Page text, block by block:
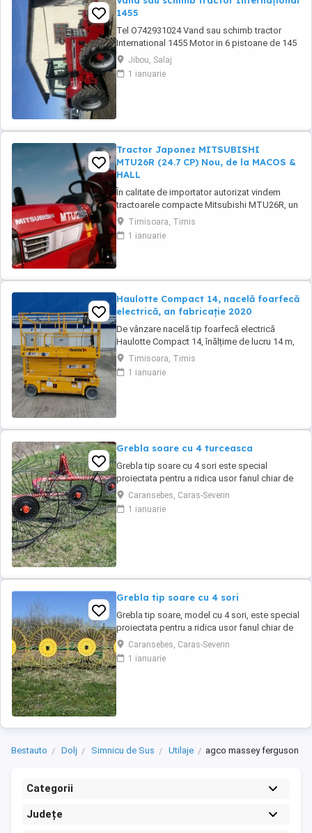
1455
Tel O742931024 Vand sau schimb tractor
International 1455 Motor in 6 pistoane de 145
cai cu turbo Cilindru ajutător la ridicare Tiranti
față Cauciucuri in stare foarte buna Tractorul
se afla intr-o stare foarte buna, fara
Jibou, Salaj
1 ianuarie
Tractor Japonez MITSUBISHI
MTU26R (24.7 CP) Nou, de la MACOS &
HALL
În calitate de importator autorizat vindem
tractoarele compacte Mitsubishi MTU26R, un
tractor proiectat și fabricat integral în
Japonia, recunoscut pentru fiabilitatea sa
legendară și eficiența în spații restrânse. Ideal
Timisoara, Timis
1 ianuarie
Haulotte Compact 14, nacelă foarfecă
electrică, an fabricație 2020
De vânzare nacelă tip foarfecă electrică
Haulotte Compact 14, înălțime de lucru 14 m,
an fabricație 2020, ore funcționare 570, stare
foarte bună de funcționarepreț 7000 euro
+TVA
Timisoara, Timis
1 ianuarie
Grebla soare cu 4 turceasca
Grebla tip soare cu 4 sori este special
proiectata pentru a ridica usor fanul chiar de
pe un teren accidentat.De asemenea aceasta
grebla poate fi utilizata pentru adunat,rasfirat
sau intors fanul. Transport in toata tara
Caransebes, Caras-Severin
1 ianuarie
Grebla tip soare cu 4 sori
Grebla tip soare, model cu 4 sori, este special
proiectata pentru a ridica usor fanul chiar de
pe un teren accidentat. De asemenea aceasta
grebla poate fi utilizata pentru adunat,rasfirat
sau intors fanul. La asezarea fiecarei roti s-au
Caransebes, Caras-Severin
1 ianuarie
Bestauto Dolj Simnicu de Sus Utilaje agco massey ferguson
Categorii
Județe